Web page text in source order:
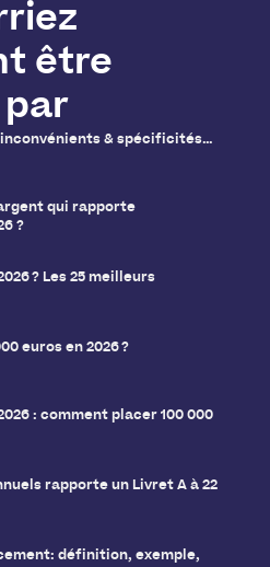
être
par
inconvénients & spécificités…
qui rapporte
?
? Les 25 meilleurs
euros en 2026 ?
: comment placer 100 000
rapporte un Livret A à 22
définition, exemple,